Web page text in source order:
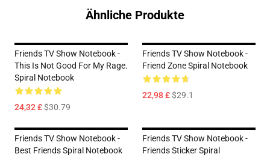
Ähnliche Produkte
Friends TV Show Notebook -
This Is Not Good For My Rage.
Spiral Notebook
24,32 £$30.79
Friends TV Show Notebook -
Friend Zone Spiral Notebook
22,98 £$29.1
Friends TV Show Notebook -
Best Friends Spiral Notebook
Friends TV Show Notebook -
Friends Sticker Spiral